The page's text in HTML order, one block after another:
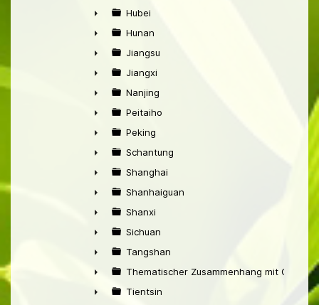
►
►
Hubei
►
Hunan
►
Jiangsu
►
Jiangxi
►
Nanjing
►
Peitaiho
►
Peking
►
Schantung
►
Shanghai
►
Shanhaiguan
►
Shanxi
►
Sichuan
►
Tangshan
►
Thematischer Zusammenhang mit China
Tientsin